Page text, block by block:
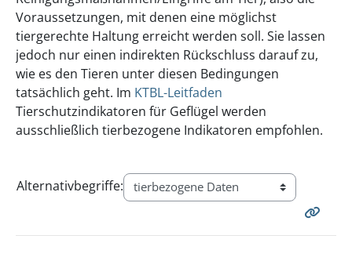
Voraussetzungen, mit denen eine möglichst
tiergerechte Haltung erreicht werden soll. Sie lassen
jedoch nur einen indirekten Rückschluss darauf zu,
wie es den Tieren unter diesen Bedingungen
tatsächlich geht. Im KTBL-Leitfaden
Tierschutzindikatoren für Geflügel werden
ausschließlich tierbezogene Indikatoren empfohlen.
Alternativbegriffe: